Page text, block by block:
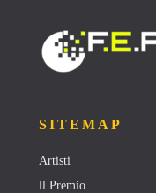
SITEMAP
Artisti
ll Premio